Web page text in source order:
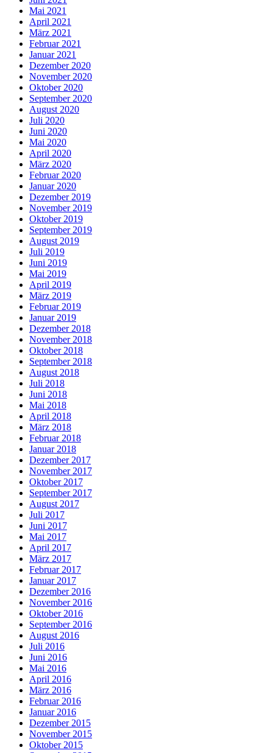
Mai 2021
April 2021
März 2021
Februar 2021
Januar 2021
Dezember 2020
November 2020
Oktober 2020
September 2020
August 2020
Juli 2020
Juni 2020
Mai 2020
April 2020
März 2020
Februar 2020
Januar 2020
Dezember 2019
November 2019
Oktober 2019
September 2019
August 2019
Juli 2019
Juni 2019
Mai 2019
April 2019
März 2019
Februar 2019
Januar 2019
Dezember 2018
November 2018
Oktober 2018
September 2018
August 2018
Juli 2018
Juni 2018
Mai 2018
April 2018
März 2018
Februar 2018
Januar 2018
Dezember 2017
November 2017
Oktober 2017
September 2017
August 2017
Juli 2017
Juni 2017
Mai 2017
April 2017
März 2017
Februar 2017
Januar 2017
Dezember 2016
November 2016
Oktober 2016
September 2016
August 2016
Juli 2016
Juni 2016
Mai 2016
April 2016
März 2016
Februar 2016
Januar 2016
Dezember 2015
November 2015
Oktober 2015